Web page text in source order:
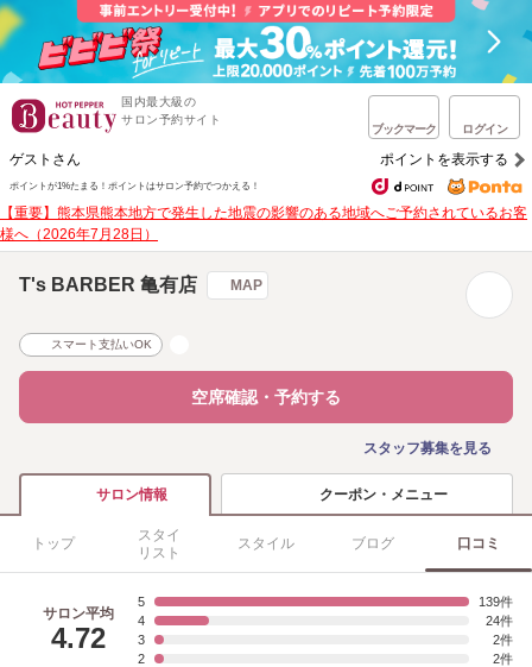
国内最大級の
サロン予約サイト
ブックマーク ログイン
ゲストさん ポイントを表示する
ポイントが1%たまる！ ポイントはサロン予約でつかえる！
【重要】熊本県熊本地方で発生した地震の影響のある地域へご予約されているお客
様へ（2026年7月28日）
T's BARBER 亀有店 MAP
スマート支払いOK
空席確認・予約する
スタッフ募集を見る
サロン情報 クーポン・メニュー
トップ
スタイ
リスト
スタイル ブログ 口コミ
サロン平均
4.72
5
139
4
24
3
2
2
2